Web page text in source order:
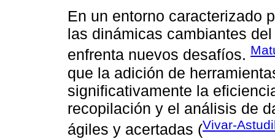
En un entorno caracterizado
las dinámicas cambiantes
enfrenta nuevos desafíos.
que la adición de
significativamente la
recopilación y el análisis de
ágiles y acertadas (Vivar-